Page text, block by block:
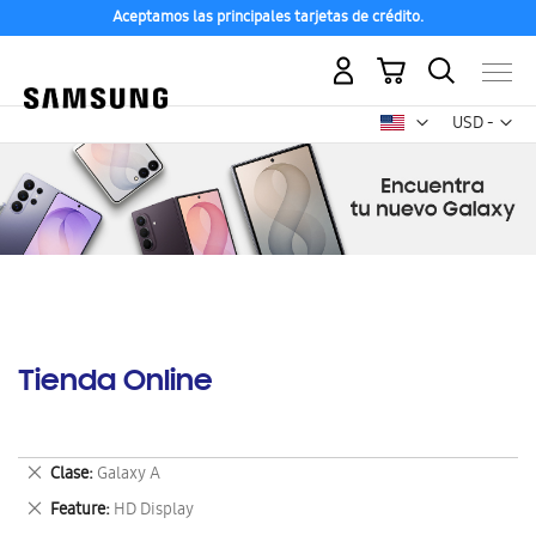
Aceptamos las principales tarjetas de crédito.
USD -
dólar
Mi carrito
Tienda Online
Clase Galaxy A
Eliminar
este
artículo
Feature HD Display
Eliminar